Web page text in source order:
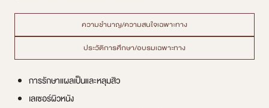
ความชำนาญ/ความสนใจเฉพาะทาง
ประวัติการศึกษา/อบรมเฉพาะทาง
การรักษาแผลเป็นและหลุมสิว
เลเซอร์ผิวหนัง